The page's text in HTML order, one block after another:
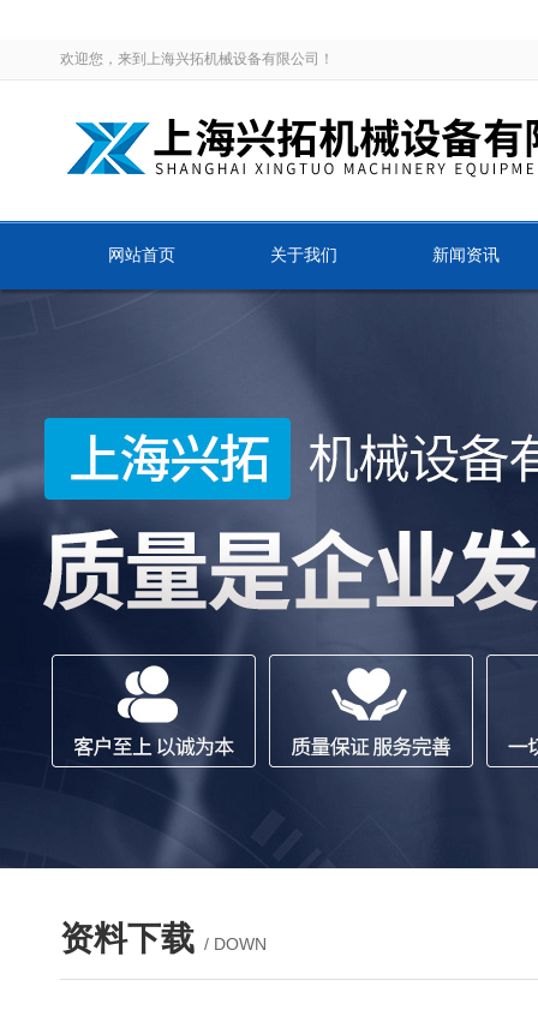
欢迎您，来到上海兴拓机械设备有限公司！
网站首页 关于我们 新闻资讯
资料下载 / DOWN